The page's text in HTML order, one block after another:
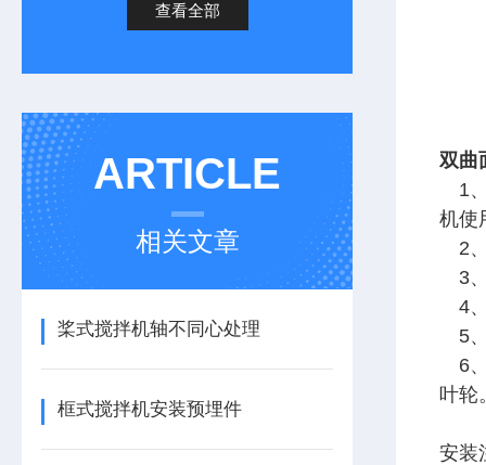
查看全部
ARTICLE
相关文章
桨式搅拌机轴不同心处理
框式搅拌机安装预埋件
双曲
1、
机使
2、
3、
4、
5、
6、
叶轮
安装